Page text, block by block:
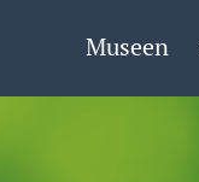
Museen